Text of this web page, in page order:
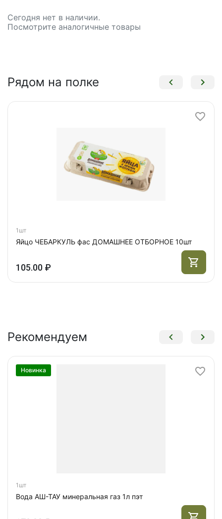
Сегодня нет в наличии.
Посмотрите аналогичные товары
Рядом на полке
1шт
Яйцо ЧЕБАРКУЛЬ фас ДОМАШНЕЕ ОТБОРНОЕ 10шт
105.00 ₽
Рекомендуем
Новинка
1шт
Вода АШ-ТАУ минеральная газ 1л пэт